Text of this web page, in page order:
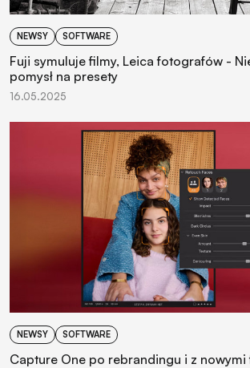
NEWSY SOFTWARE
Fuji symuluje filmy, Leica fotografów -
pomysł na presety
16.05.2025
NEWSY SOFTWARE
Capture One po rebrandingu i z nowymi